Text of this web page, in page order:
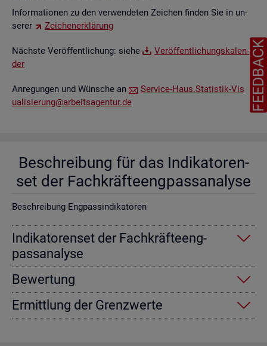
In­for­ma­tio­nen zu den ver­wen­de­ten Zei­chen fin­den Sie in un­
se­rer
Zei­chen­er­klä­rung
Nächs­te Ver­öf­fent­li­chung: siehe
Ver­öf­fent­li­chungs­ka­len­
der
An­re­gun­gen und Wün­sche an
Ser­vice-Haus.​Statistik-​Vis​
uali​sier​ung@​arb​eits​agen​tur.​de
Be­schrei­bung für das In­di­ka­to­ren­
set der Fach­kräf­te­eng­pass­ana­ly­se
Be­schrei­bung Eng­pas­sin­di­ka­to­ren
In­di­ka­to­ren­set der Fach­kräf­te­eng­
pass­ana­ly­se
Be­wer­tung
Er­mitt­lung der Grenz­wer­te
FEEDBACK